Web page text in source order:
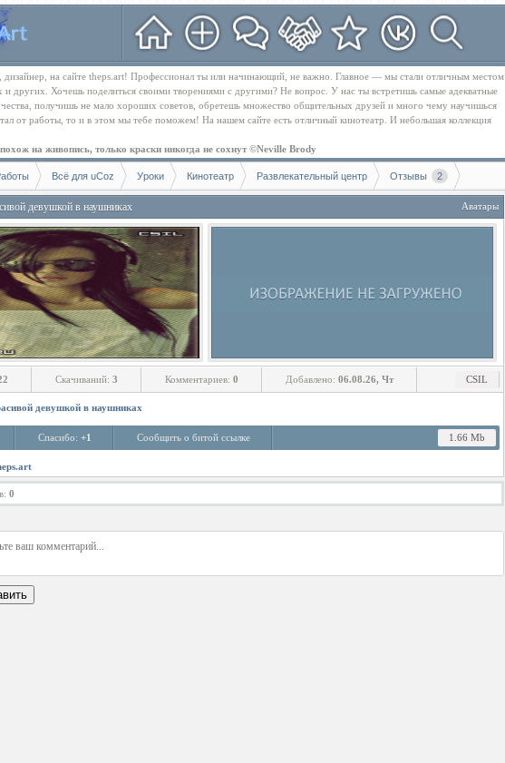
дизайнер, на сайте theps.art! Профессионал ты или начинающий, не важно. Главное — мы стали отличным местом
и других. Хочешь поделиться своими творениями с другими? Не вопрос. У нас ты встретишь самые адекватные
получишь не мало хороших советов, обретешь множество общительных друзей и много чему научишься
от работы, то и в этом мы тебе поможем! На нашем сайте есть отличный кинотеатр. И небольшая коллекция
на живопись, только краски никогда не сохнут ©Neville Brody
Всё для uCoz Уроки Кинотеатр Развлекательный центр Отзывы 2
Аватары
девушкой в наушниках
Скачиваний: 3 Комментариев: 0 Добавлено: 06.08.26, Чт CSIL
девушкой в наушниках
Спасибо: +1 Сообщить о битой ссылке 1.66 Mb
: 0